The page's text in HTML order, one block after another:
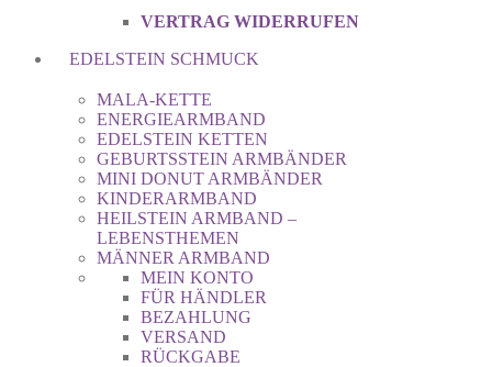
VERTRAG WIDERRUFEN
EDELSTEIN SCHMUCK
MALA-KETTE
ENERGIEARMBAND
EDELSTEIN KETTEN
GEBURTSSTEIN ARMBÄNDER
MINI DONUT ARMBÄNDER
KINDERARMBAND
HEILSTEIN ARMBAND –
LEBENSTHEMEN
MÄNNER ARMBAND
MEIN KONTO
FÜR HÄNDLER
BEZAHLUNG
VERSAND
RÜCKGABE